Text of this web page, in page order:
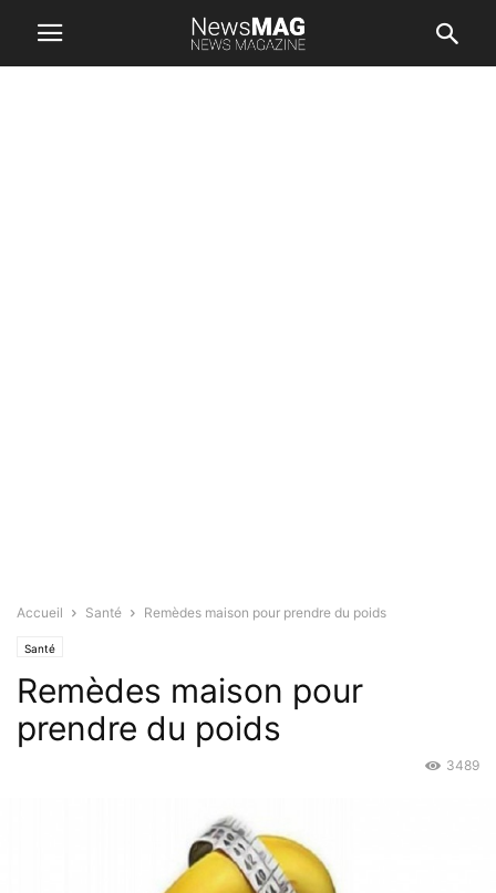
Accueil Santé Remèdes maison pour prendre du poids
Santé
Remèdes maison pour
prendre du poids
3489